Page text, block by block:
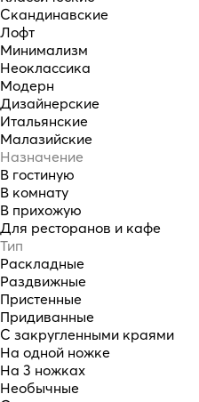
Скандинавские
Лофт
Минимализм
Неоклассика
Модерн
Дизайнерские
Итальянские
Малазийские
Назначение
В гостиную
В комнату
В прихожую
Для ресторанов и кафе
Тип
Раскладные
Раздвижные
Пристенные
Придиванные
С закругленными краями
На одной ножке
На 3 ножках
Необычные